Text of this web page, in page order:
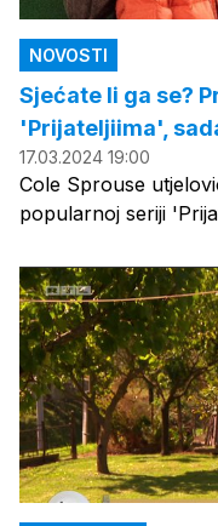
NOVOSTI
Sjećate li ga se?
'Prijateljiima',
17.03.2024 19:00
Cole Sprouse
popularnoj seriji